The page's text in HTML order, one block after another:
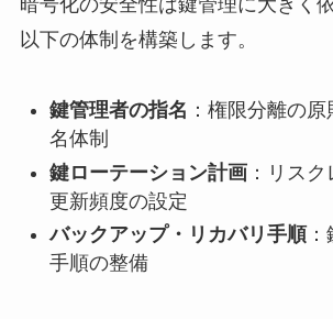
以下の体制を構築します。
鍵管理者の指名 ：権限分離の
名体制
鍵ローテーション計画：リスク
更新頻度の設定
バックアップ・リカバリ手順：
手順の整備